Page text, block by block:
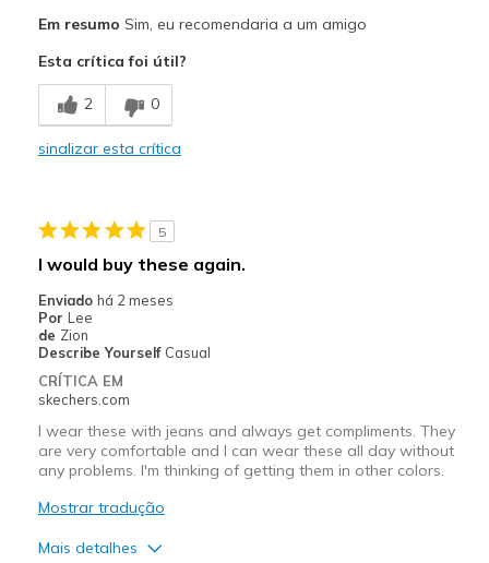
Breathe Well
Comfortable
Travel
Width
Sizing
View On Shoes
I'm Into Shoes
Em resumo Sim, eu recomendaria a um amigo
Esta crítica foi útil?
2 0
sinalizar esta crítica
5
I would buy these again.
Enviado há 2 meses
Por Lee
de Zion
Describe Yourself Casual
CRÍTICA EM
skechers.com
I wear these with jeans and always get compliments. They
are very comfortable and I can wear these all day without
any problems. I'm thinking of getting them in other colors.
Mostrar tradução
Mais detalhes